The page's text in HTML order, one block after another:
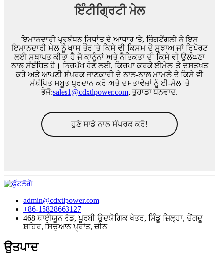
ਇੰਟੀਗ੍ਰਿਟੀ ਮੇਲ
ਇਮਾਨਦਾਰੀ ਪ੍ਰਬੰਧਨ ਸਿਧਾਂਤ ਦੇ ਆਧਾਰ 'ਤੇ, ਜ਼ਿੰਗਟੋਂਗਲੀ ਨੇ ਇਸ
ਇਮਾਨਦਾਰੀ ਮੇਲ ਨੂੰ ਖਾਸ ਤੌਰ 'ਤੇ ਕਿਸੇ ਵੀ ਕਿਸਮ ਦੇ ਸੁਝਾਅ ਜਾਂ ਰਿਪੋਰਟ
ਲਈ ਸਥਾਪਤ ਕੀਤਾ ਹੈ ਜੋ ਕਾਨੂੰਨਾਂ ਅਤੇ ਨੈਤਿਕਤਾ ਦੀ ਕਿਸੇ ਵੀ ਉਲੰਘਣਾ
ਨਾਲ ਸੰਬੰਧਿਤ ਹੈ। ਨਿਰਪੱਖ ਹੋਣ ਲਈ, ਕਿਰਪਾ ਕਰਕੇ ਈਮੇਲ 'ਤੇ ਦਸਤਖਤ
ਕਰੋ ਅਤੇ ਆਪਣੀ ਸੰਪਰਕ ਜਾਣਕਾਰੀ ਦੇ ਨਾਲ-ਨਾਲ ਮਾਮਲੇ ਦੇ ਕਿਸੇ ਵੀ
ਸੰਬੰਧਿਤ ਸਬੂਤ ਪ੍ਰਦਾਨ ਕਰੋ ਅਤੇ ਦਸਤਾਵੇਜ਼ਾਂ ਨੂੰ ਈ-ਮੇਲ 'ਤੇ
ਭੇਜੋ:sales1@cdxtlpower.com, ਤੁਹਾਡਾ ਧੰਨਵਾਦ.
ਹੁਣੇ ਸਾਡੇ ਨਾਲ ਸੰਪਰਕ ਕਰੋ!
admin@cdxtlpower.com
+86-15828663127
468 ਬਾਈਯੂਨ ਰੋਡ, ਪੂਰਬੀ ਉਦਯੋਗਿਕ ਖੇਤਰ, ਸ਼ਿੰਡੂ ਜ਼ਿਲ੍ਹਾ, ਚੇਂਗਦੂ
ਸ਼ਹਿਰ, ਸਿਚੁਆਨ ਪ੍ਰਾਂਤ, ਚੀਨ
ਉਤਪਾਦ